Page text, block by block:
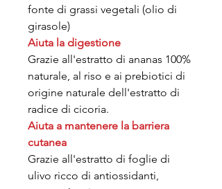
fonte di grassi vegetali (olio di
girasole)
Aiuta la digestione
Grazie all'estratto di ananas 100%
naturale, al riso e ai prebiotici di
origine naturale dell'estratto di
radice di cicoria.
Aiuta a mantenere la barriera
cutanea
Grazie all'estratto di foglie di
ulivo ricco di antiossidanti,